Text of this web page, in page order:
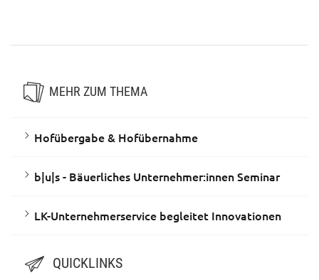
MEHR ZUM THEMA
Hofübergabe & Hofübernahme
b|u|s - Bäuerliches Unternehmer:innen Seminar
LK-Unternehmerservice begleitet Innovationen
QUICKLINKS